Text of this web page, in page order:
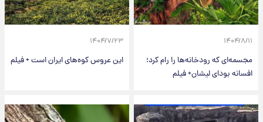
۱۴۰۴/۸/۱۱
مجسمه‌ای که رودخانه‌ها را رام کرد؛
افسانه بودای لیشان+ فیلم
۱۴۰۴/۷/۲۳
این عروس کوه‌های ایران است + فیلم